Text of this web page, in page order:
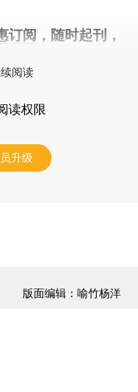
订阅 ，随时起刊，
阅读
读权限
升级
版面编辑：喻竹杨洋